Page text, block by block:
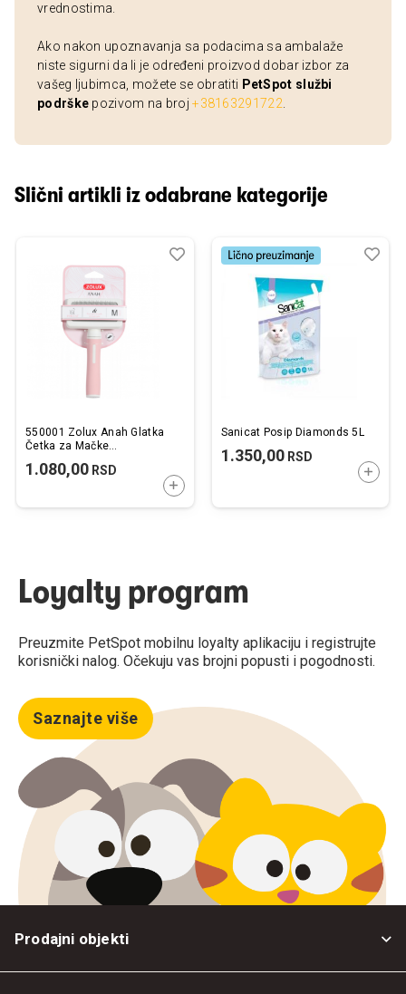
vrednostima.
Ako nakon upoznavanja sa podacima sa ambalaže
niste sigurni da li je određeni proizvod dobar izbor za
vašeg ljubimca, možete se obratiti PetSpot službi
podrške pozivom na broj+38163291722
Slični artikli iz odabrane kategorije
550001 Zolux Anah Glatka
Četka za Mačke
1.080,00 RSD
DODAJTE U KORPU
Dodaj
Uporedi
Sanicat Posip Diamonds 5L
1.350,00RSD
Loyalty program
Preuzmite PetSpot mobilnu loyalty aplikaciju i registrujte
korisnički nalog. Očekuju vas brojni popusti i pogodnosti.
Saznajte više
Prodajni objekti